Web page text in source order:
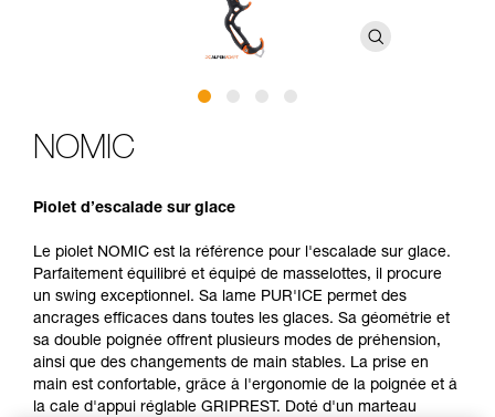
NOMIC
Piolet d’escalade sur glace
Le piolet NOMIC est la référence pour l'escalade sur glace.
Parfaitement équilibré et équipé de masselottes, il procure
un swing exceptionnel. Sa lame PUR'ICE permet des
ancrages efficaces dans toutes les glaces. Sa géométrie et
sa double poignée offrent plusieurs modes de préhension,
ainsi que des changements de main stables. La prise en
main est confortable, grâce à l'ergonomie de la poignée et à
la cale d'appui réglable GRIPREST. Doté d'un marteau